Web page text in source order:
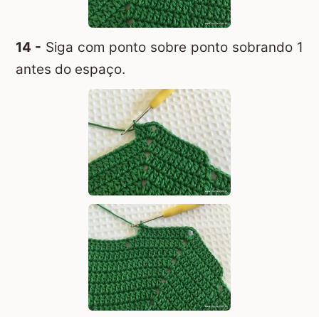
14 - Siga com ponto sobre ponto sobrando 1
antes do espaço.